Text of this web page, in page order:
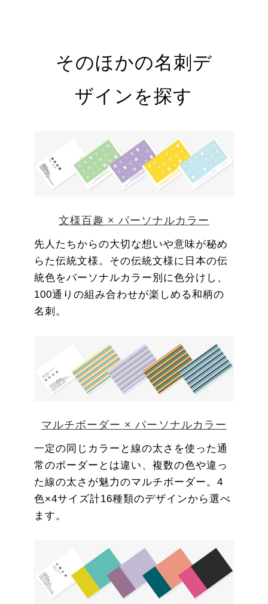
そのほかの名刺デ
ザインを探す
文様百趣 × パーソナルカラー
先人たちからの大切な想いや意味が秘め
らた伝統文様。その伝統文様に日本の伝
統色をパーソナルカラー別に色分けし、
100通りの組み合わせが楽しめる和柄の
名刺。
マルチボーダー × パーソナルカラー
一定の同じカラーと線の太さを使った通
常のボーダーとは違い、複数の色や違っ
た線の太さが魅力のマルチボーダー。4
色×4サイズ計16種類のデザインから選べ
ます。